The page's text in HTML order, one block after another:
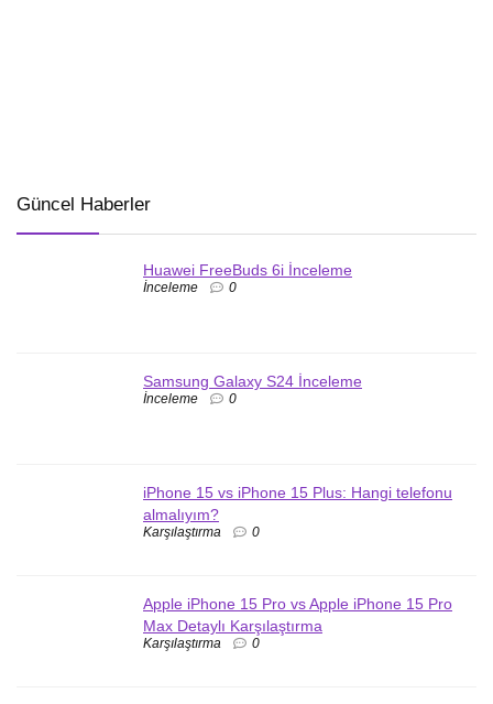
Güncel Haberler
Huawei FreeBuds 6i İnceleme
İnceleme 0
Samsung Galaxy S24 İnceleme
İnceleme 0
iPhone 15 vs iPhone 15 Plus: Hangi telefonu
almalıyım?
Karşılaştırma 0
Apple iPhone 15 Pro vs Apple iPhone 15 Pro
Max Detaylı Karşılaştırma
Karşılaştırma 0